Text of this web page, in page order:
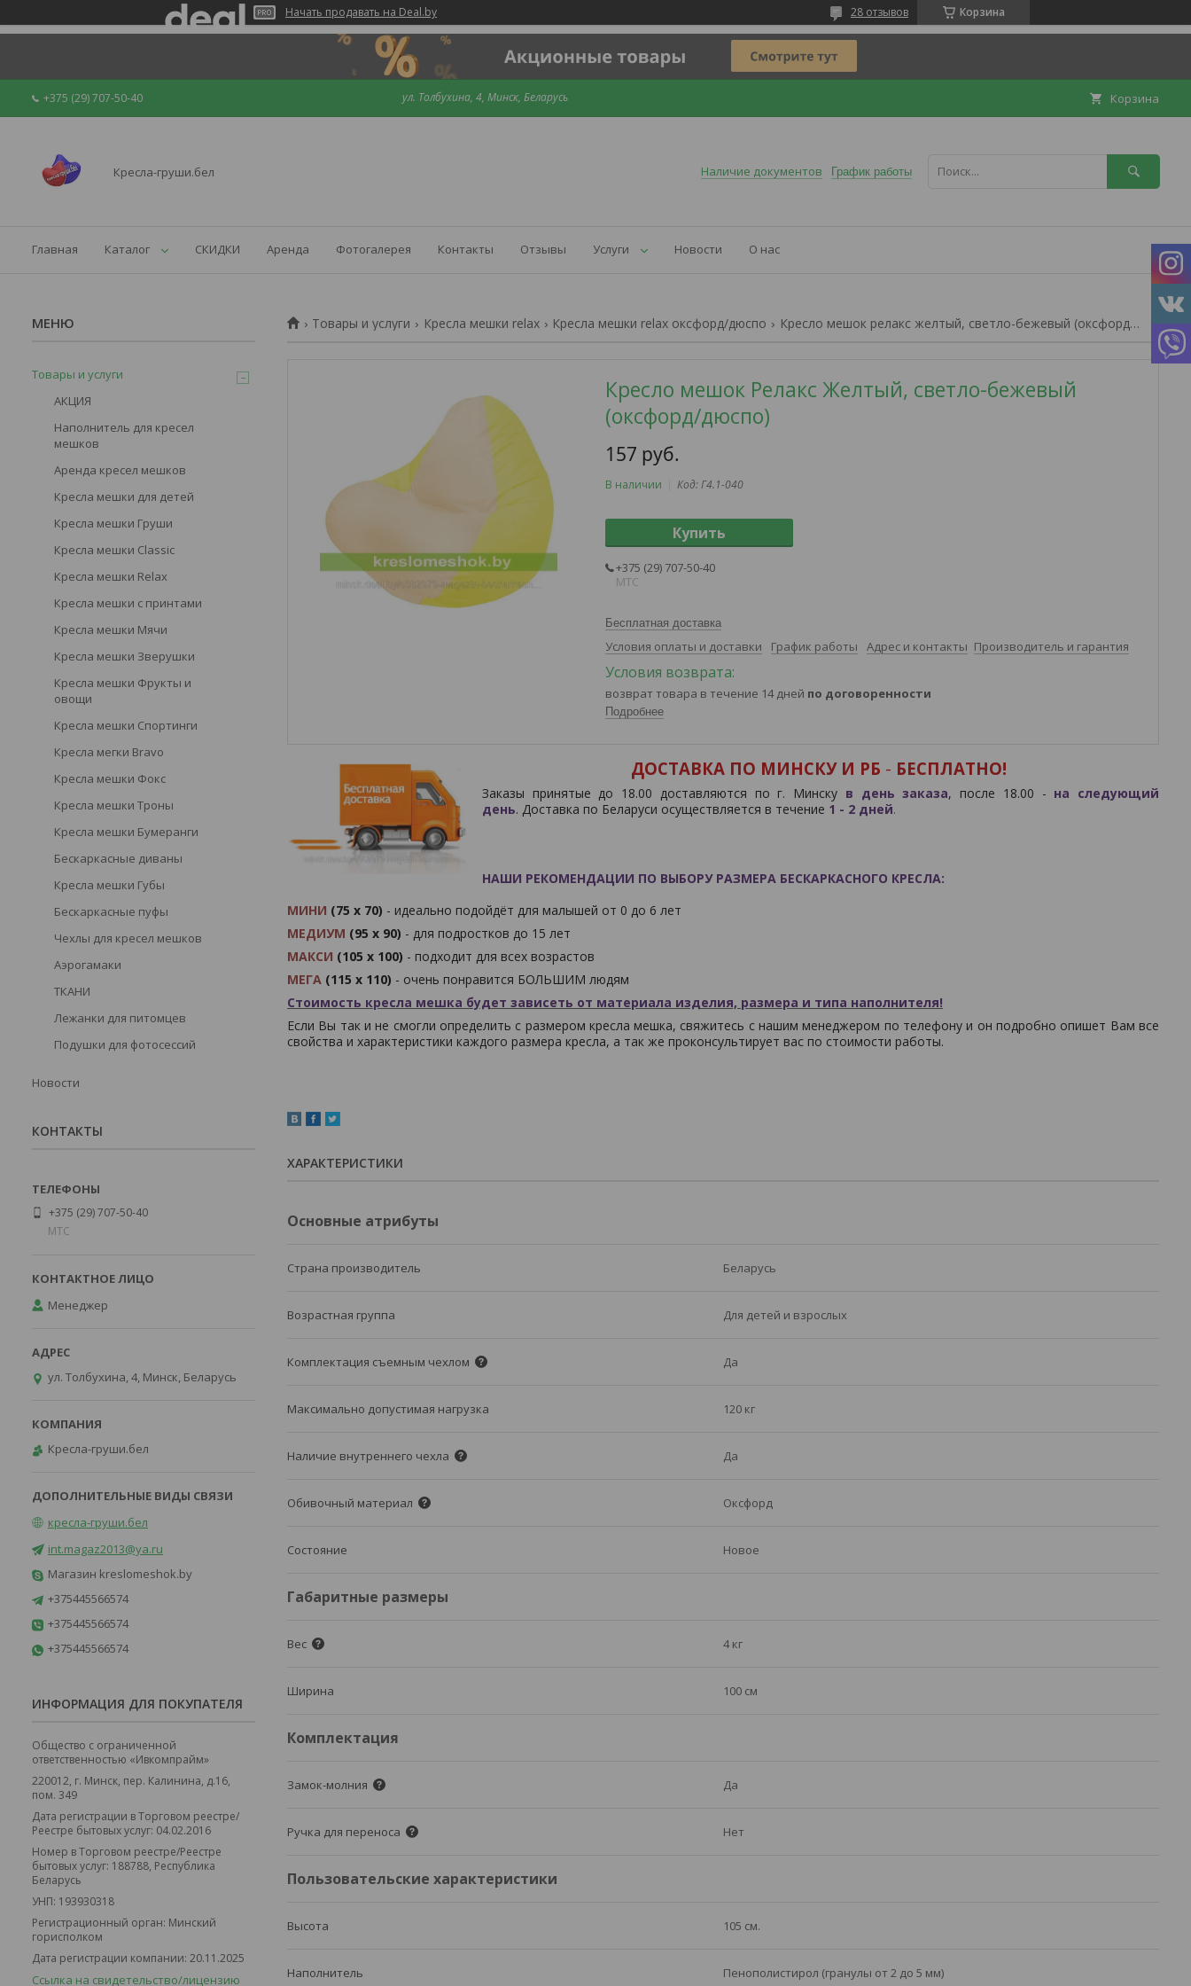
Начать продавать на Deal.by Корзина
28 отзывов
+375 (29) 707-50-40 ул. Толбухина, 4, Минск, Беларусь Корзина
Кресла-груши.бел Наличие документов График работы
Главная Каталог СКИДКИ Аренда Фотогалерея Контакты Отзывы Услуги Новости О нас
Товары и услуги Кресла мешки relax Кресла мешки relax оксфорд/дюспо Кресло мешок релакс желтый, светло-бежевый (оксфорд/дюспо)
Кресло мешок Релакс Желтый, светло-бежевый
(оксфорд/дюспо)
157 руб.
В наличии Код:Г4.1-040
Купить
+375 (29) 707-50-40
MTC
Бесплатная доставка
Условия оплаты и доставки График работы Адрес и контакты Производитель и гарантия
возврат товара в течение 14 дней по договоренности
Подробнее
ДОСТАВКА ПО МИНСКУ И РБ - БЕСПЛАТНО!
Заказы принятые до 18.00 доставляются по г. Минску в день заказа, после 18.00 - на следующий
день. Доставка по Беларуси осуществляется в течение 1 - 2 дней.
НАШИ РЕКОМЕНДАЦИИ ПО ВЫБОРУ РАЗМЕРА БЕСКАРКАСНОГО КРЕСЛА:
МИНИ (75 х 70) - идеально подойдёт для малышей от 0 до 6 лет
МЕДИУМ (95 х 90) - для подростков до 15 лет
МАКСИ (105 х 100) - подходит для всех возрастов
МЕГА (115 х 110) - очень понравится БОЛЬШИМ людям
Стоимость кресла мешка будет зависеть от материала изделия, размера и типа наполнителя!
Если Вы так и не смогли определить с размером кресла мешка, свяжитесь с нашим менеджером по телефону и он подробно опишет Вам все
свойства и характеристики каждого размера кресла, а так же проконсультирует вас по стоимости работы.
ХАРАКТЕРИСТИКИ
Основные атрибуты
Страна производитель Беларусь
Возрастная группа Для детей и взрослых
Комплектация съемным чехлом Да
Максимально допустимая нагрузка 120 кг
Наличие внутреннего чехла Да
Обивочный материал Оксфорд
Состояние Новое
Габаритные размеры
Вес 4 кг
Ширина 100 см
Комплектация
Замок-молния Да
Ручка для переноса Нет
Пользовательские характеристики
Высота 105 см.
Наполнитель Пенополистирол (гранулы от 2 до 5 мм)
Товары и услуги
АКЦИЯ
Наполнитель для кресел
мешков
Аренда кресел мешков
Кресла мешки для детей
Кресла мешки Груши
Кресла мешки Classic
Кресла мешки Relax
Кресла мешки с принтами
Кресла мешки Мячи
Кресла мешки Зверушки
Кресла мешки Фрукты и
овощи
Кресла мешки Спортинги
Кресла мегки Bravo
Кресла мешки Фокс
Кресла мешки Троны
Кресла мешки Бумеранги
Бескаркасные диваны
Кресла мешки Губы
Бескаркасные пуфы
Чехлы для кресел мешков
Аэрогамаки
ТКАНИ
Лежанки для питомцев
Подушки для фотосессий
Новости
КОНТАКТЫ
+375 (29) 707-50-40
MTC
Менеджер
ул. Толбухина, 4, Минск, Беларусь
Кресла-груши.бел
кресла-груши.бел
int.magaz2013@ya.ru
Магазин kreslomeshok.by
+375445566574
+375445566574
+375445566574
ИНФОРМАЦИЯ ДЛЯ ПОКУПАТЕЛЯ
Общество с ограниченной
ответственностью «Ивкомпрайм»
220012, г. Минск, пер. Калинина, д.16,
пом. 349
Дата регистрации в Торговом реестре/
Реестре бытовых услуг: 04.02.2016
Номер в Торговом реестре/Реестре
бытовых услуг: 188788, Республика
Беларусь
УНП: 193930318
Регистрационный орган: Минский
горисполком
Дата регистрации компании: 20.11.2025
Ссылка на свидетельство/лицензию